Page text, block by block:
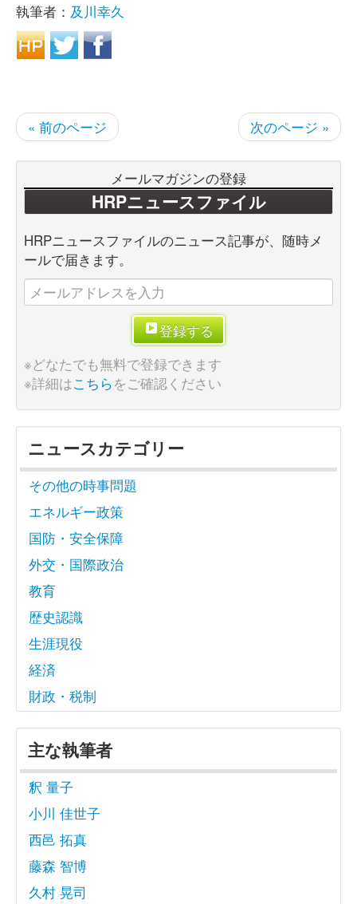
執筆者： 及川幸久
« 前のページ 次のページ »
メールマガジンの登録
HRPニュースファイル
HRPニュースファイルのニュース記事が、随時メ
ールで届きます。
登録する
※どなたでも無料で登録できます
※詳細はこちらをご確認ください
ニュースカテゴリー
その他の時事問題
エネルギー政策
国防・安全保障
外交・国際政治
教育
歴史認識
生涯現役
経済
財政・税制
主な執筆者
釈 量子
小川 佳世子
西邑 拓真
藤森 智博
久村 晃司